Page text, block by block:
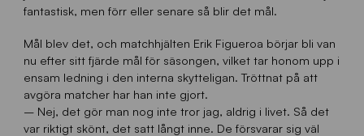
fantastisk, men förr eller senare så blir det mål.
Mål blev det, och matchhjälten Erik Figueroa börjar bli van
nu efter sitt fjärde mål för säsongen, vilket tar honom upp i
ensam ledning i den interna skytteligan. Tröttnat på att
avgöra matcher har han inte gjort.
– Nej, det gör man nog inte tror jag, aldrig i livet. Så det
var riktigt skönt, det satt långt inne. De försvarar sig väl